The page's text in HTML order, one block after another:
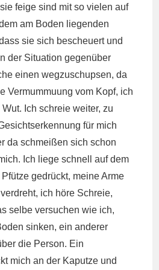
feige sind mit so vielen auf
am Boden liegenden
sie sich bescheuert und
der Situation gegenüber
einen wegzuschupsen, da
Vermummuung vom Kopf, ich
Ich schreie weiter, zu
für mich
da schmeißen sich schon
Ich liege schnell auf dem
gedrückt, meine Arme
ich höre Schreie,
selbe versuchen wie ich,
sinken, ein anderer
die Person. Ein
mich an der Kaputze und